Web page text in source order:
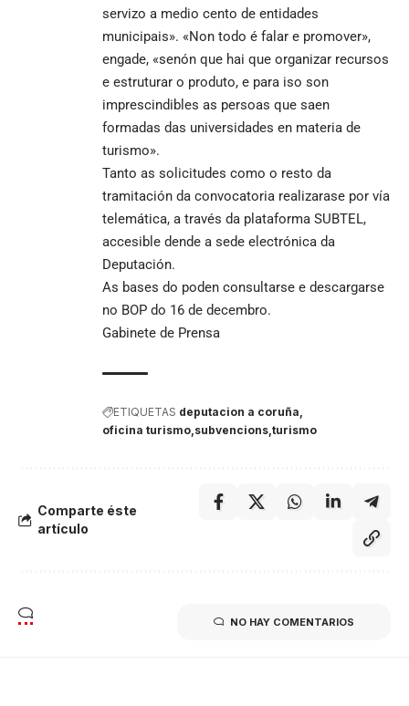
servizo a medio cento de entidades
municipais». «Non todo é falar e promover»,
engade, «senón que hai que organizar recursos
e estruturar o produto, e para iso son
imprescindibles as persoas que saen
formadas das universidades en materia de
turismo».
Tanto as solicitudes como o resto da
tramitación da convocatoria realizarase por vía
telemática, a través da plataforma SUBTEL,
accesible dende a sede electrónica da
Deputación.
As bases do poden consultarse e descargarse
no BOP do 16 de decembro.
Gabinete de Prensa
ETIQUETAS deputacion a coruña
oficina turismo subvencions turismo
Comparte éste
artículo
NO HAY COMENTARIOS